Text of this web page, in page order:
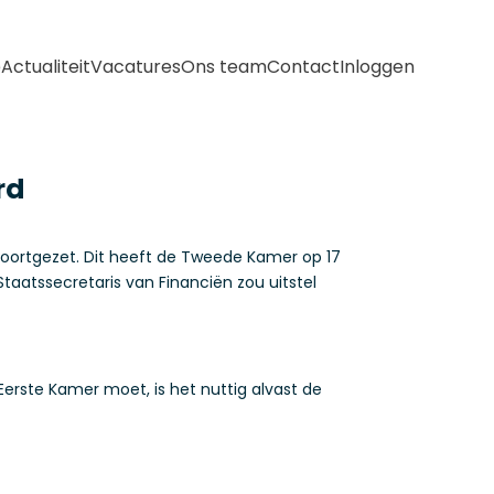
ActualiteitVacaturesOns teamContactInloggen
Dit heeft de Tweede Kamer op 17
van Financiën zou uitstel
Kamer moet, is het nuttig alvast de